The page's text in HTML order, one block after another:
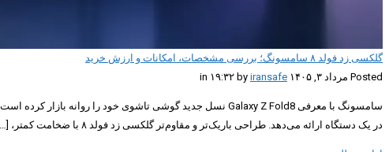
گلکسی زد فولد ۸ سامسونگ؛ بررسی مشخصات، امکانات و ارزش خرید
Posted مرداد ۳, ۱۴۰۵ in ۱۹:۳۲ by
iransafe
در یک دستگاه ارائه می‌دهد. طراحی باریک‌تر و مقاوم‌تر گلکسی زد فولد ۸ با ضخامت کمتر، […]